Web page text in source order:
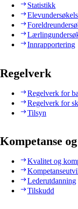
Statistikk
Innrapportering
Regelverk
Regelverk for
Regelverk for
Tilsyn
Kompetanse
Kvalitet og
Lederutdanning
Tilskudd